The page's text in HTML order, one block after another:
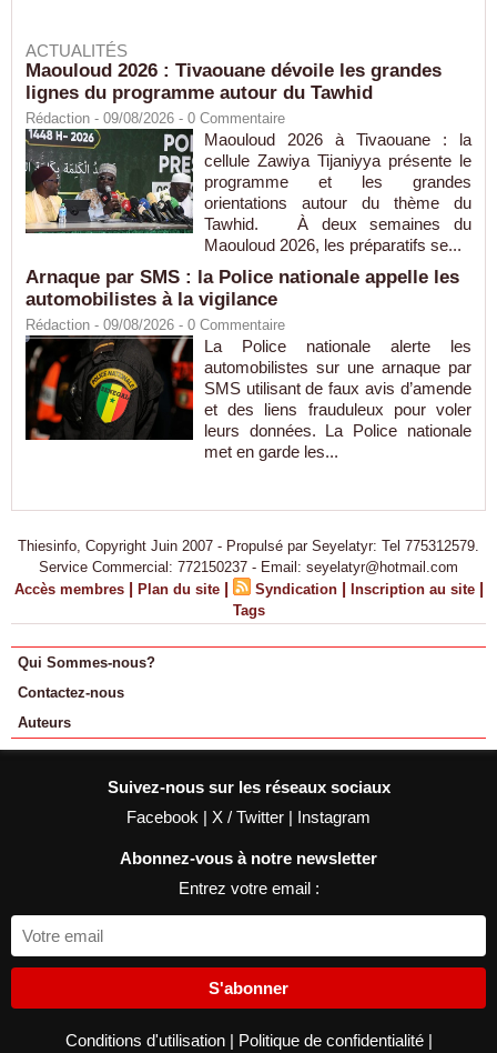
ACTUALITÉS
Maouloud 2026 : Tivaouane dévoile les grandes
lignes du programme autour du Tawhid
Rédaction - 09/08/2026 - 0 Commentaire
Maouloud 2026 à Tivaouane : la
cellule Zawiya Tijaniyya présente le
programme et les grandes
orientations autour du thème du
Tawhid. À deux semaines du
Maouloud 2026, les préparatifs se...
Arnaque par SMS : la Police nationale appelle les
automobilistes à la vigilance
Rédaction - 09/08/2026 - 0 Commentaire
La Police nationale alerte les
automobilistes sur une arnaque par
SMS utilisant de faux avis d’amende
et des liens frauduleux pour voler
leurs données. La Police nationale
met en garde les...
Thiesinfo, Copyright Juin 2007 - Propulsé par Seyelatyr: Tel 775312579.
Service Commercial: 772150237 - Email: seyelatyr@hotmail.com
Accès membres | Plan du site | Syndication | Inscription au site |
Tags
Qui Sommes-nous?
Contactez-nous
Auteurs
Suivez-nous sur les réseaux sociaux
Facebook | X / Twitter | Instagram
Abonnez-vous à notre newsletter
Entrez votre email :
S'abonner
Conditions d'utilisation | Politique de confidentialité |